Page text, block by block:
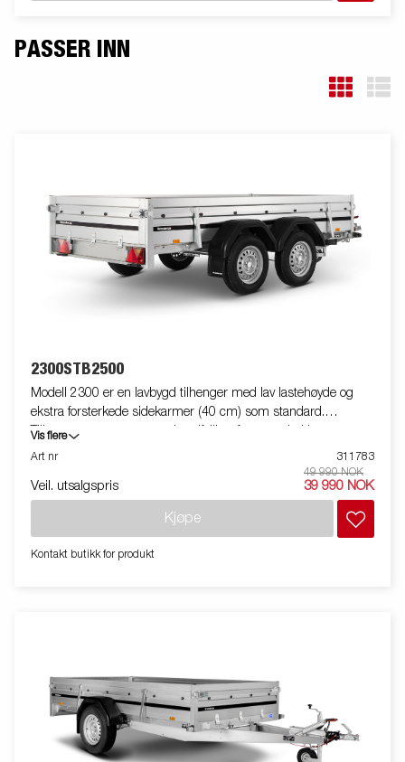
PASSER INN
2300STB2500
Modell 2300 er en lavbygd tilhenger med lav lastehøyde og
ekstra forsterkede sidekarmer (40 cm) som standard.
Tilhengeren er utstyrt med nedfellbar fram- og baklem og
innvendige surrefester til festing av lastesurring for å sikre
lasten. Som alltid tilbyr Brenderup et stort utvalg av tilbehør til
våre tilhengere. Bildene er kun illustrative og kan vise
Vis flere
Art nr
311783
Veil. utsalgspris
49 990 NOK
39 990 NOK
Kjøpe
Kontakt butikk for produkt